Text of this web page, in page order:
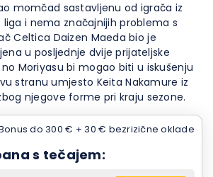
momčad sastavljenu od igrača iz
liga i nema značajnijih problema s
Celtica Daizen Maeda bio je
u posljednje dvije prijateljske
Moriyasu bi mogao biti u iskušenju
stranu umjesto Keita Nakamure iz
njegove forme pri kraju sezone.
do 300 € + 30 € bezrizične oklade
s tečajem: